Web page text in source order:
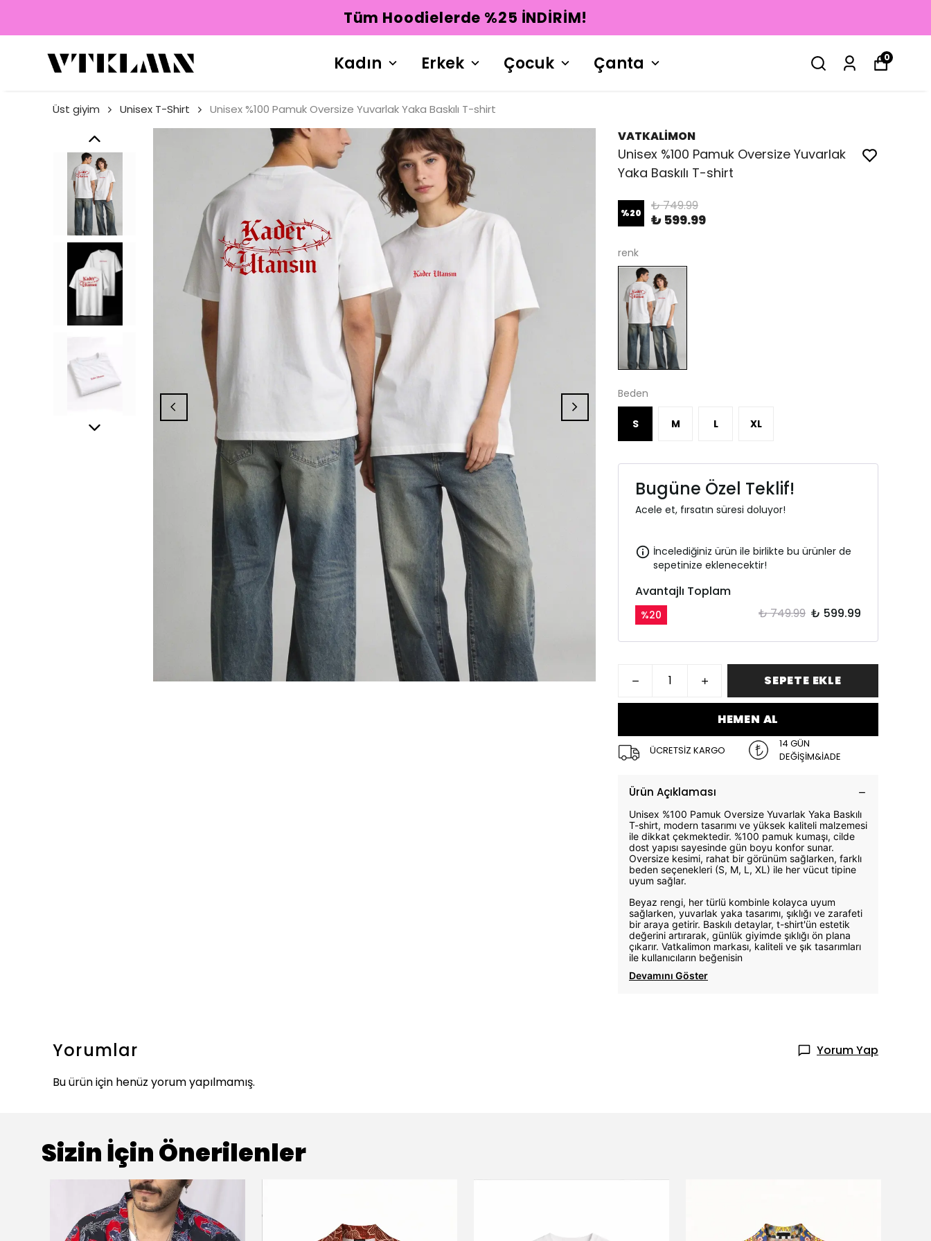
Tüm Hoodielerde %25 İNDİRİM!
Kadın Erkek Çocuk Çanta 0
Üst giyim Unisex T-Shirt Unisex %100 Pamuk Oversize Yuvarlak Yaka Baskılı T-shirt
VATKALİMON
Unisex %100 Pamuk Oversize Yuvarlak
Yaka Baskılı T-shirt
%20 ₺ 749.99
₺ 599.99
renk
Beden
S M L XL
Bugüne Özel Teklif!
Acele et, fırsatın süresi doluyor!
İncelediğiniz ürün ile birlikte bu ürünler de
sepetinize eklenecektir!
Avantajlı Toplam
%20 ₺ 749.99 ₺ 599.99
SEPETE EKLE
HEMEN AL
ÜCRETSİZ KARGO
14 GÜN
DEĞİŞİM&İADE
Ürün Açıklaması
Unisex %100 Pamuk Oversize Yuvarlak Yaka Baskılı
T-shirt, modern tasarımı ve yüksek kaliteli malzemesi
ile dikkat çekmektedir. %100 pamuk kumaşı, cilde
dost yapısı sayesinde gün boyu konfor sunar.
Oversize kesimi, rahat bir görünüm sağlarken, farklı
beden seçenekleri (S, M, L, XL) ile her vücut tipine
uyum sağlar.
Beyaz rengi, her türlü kombinle kolayca uyum
sağlarken, yuvarlak yaka tasarımı, şıklığı ve zarafeti
bir araya getirir. Baskılı detaylar, t-shirt'ün estetik
değerini artırarak, günlük giyimde şıklığı ön plana
çıkarır. Vatkalimon markası, kaliteli ve şık tasarımları
ile kullanıcıların beğenisin
Devamını Göster
Yorumlar
Yorum Yap
Bu ürün için henüz yorum yapılmamış.
Sizin İçin Önerilenler